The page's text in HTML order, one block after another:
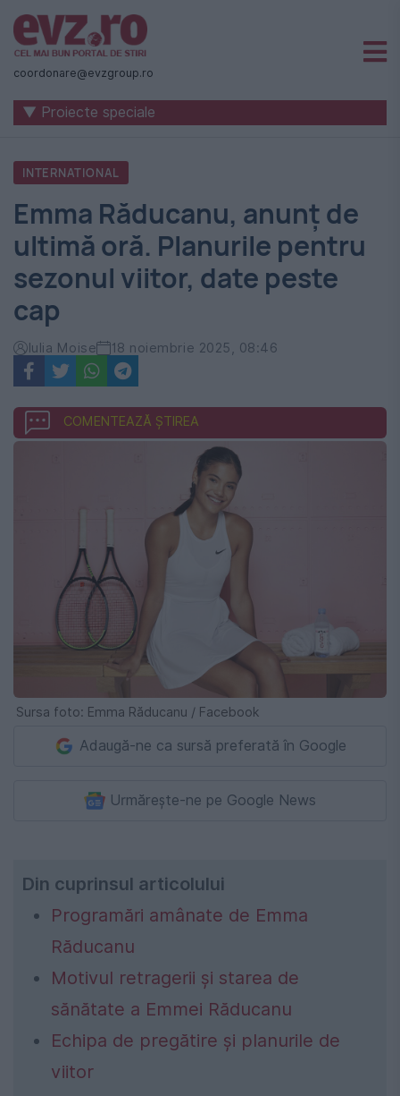
Știri
naționale
internaționale
România
-
Evenimentul
Zilei
coordonare@evzgroup.ro
▼ Proiecte speciale
INTERNATIONAL
Emma Răducanu, anunț de
ultimă oră. Planurile pentru
sezonul viitor, date peste
cap
Iulia Moise 18 noiembrie 2025, 08:46
COMENTEAZĂ ȘTIREA
Sursa foto: Emma Răducanu / Facebook
Adaugă-ne ca sursă preferată în Google
Urmărește-ne pe Google News
Din cuprinsul articolului
Programări amânate de Emma
Răducanu
Motivul retragerii și starea de
sănătate a Emmei Răducanu
Echipa de pregătire și planurile de
viitor